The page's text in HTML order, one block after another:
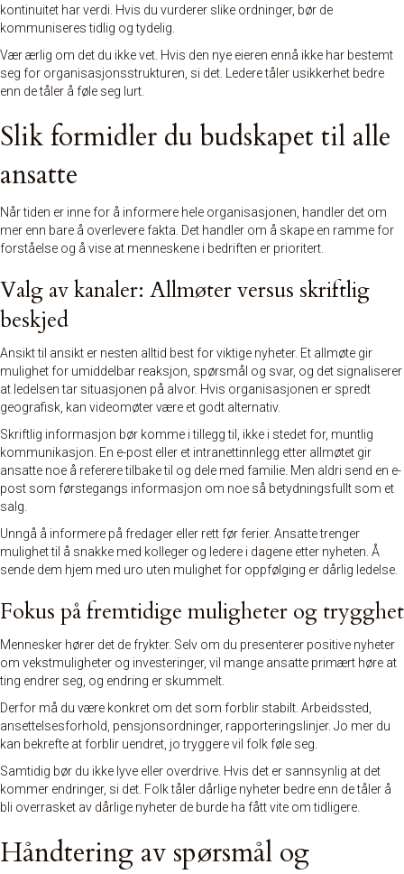
kontinuitet har verdi. Hvis du vurderer slike ordninger, bør de
kommuniseres tidlig og tydelig.
Vær ærlig om det du ikke vet. Hvis den nye eieren ennå ikke har bestemt
seg for organisasjonsstrukturen, si det. Ledere tåler usikkerhet bedre
enn de tåler å føle seg lurt.
Slik formidler du budskapet til alle
ansatte
Når tiden er inne for å informere hele organisasjonen, handler det om
mer enn bare å overlevere fakta. Det handler om å skape en ramme for
forståelse og å vise at menneskene i bedriften er prioritert.
Valg av kanaler: Allmøter versus skriftlig
beskjed
Ansikt til ansikt er nesten alltid best for viktige nyheter. Et allmøte gir
mulighet for umiddelbar reaksjon, spørsmål og svar, og det signaliserer
at ledelsen tar situasjonen på alvor. Hvis organisasjonen er spredt
geografisk, kan videomøter være et godt alternativ.
Skriftlig informasjon bør komme i tillegg til, ikke i stedet for, muntlig
kommunikasjon. En e-post eller et intranettinnlegg etter allmøtet gir
ansatte noe å referere tilbake til og dele med familie. Men aldri send en e-
post som førstegangs informasjon om noe så betydningsfullt som et
salg.
Unngå å informere på fredager eller rett før ferier. Ansatte trenger
mulighet til å snakke med kolleger og ledere i dagene etter nyheten. Å
sende dem hjem med uro uten mulighet for oppfølging er dårlig ledelse.
Fokus på fremtidige muligheter og trygghet
Mennesker hører det de frykter. Selv om du presenterer positive nyheter
om vekstmuligheter og investeringer, vil mange ansatte primært høre at
ting endrer seg, og endring er skummelt.
Derfor må du være konkret om det som forblir stabilt. Arbeidssted,
ansettelsesforhold, pensjonsordninger, rapporteringslinjer. Jo mer du
kan bekrefte at forblir uendret, jo tryggere vil folk føle seg.
Samtidig bør du ikke lyve eller overdrive. Hvis det er sannsynlig at det
kommer endringer, si det. Folk tåler dårlige nyheter bedre enn de tåler å
bli overrasket av dårlige nyheter de burde ha fått vite om tidligere.
Håndtering av spørsmål og